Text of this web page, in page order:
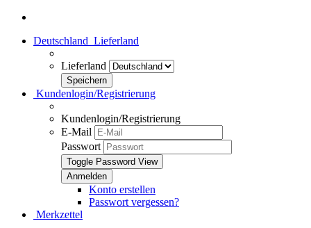
Deutschland Lieferland
Lieferland
Kundenlogin/Registrierung
Kundenlogin/Registrierung
E-Mail
Passwort
Toggle Password View
Konto erstellen
Passwort vergessen?
Merkzettel